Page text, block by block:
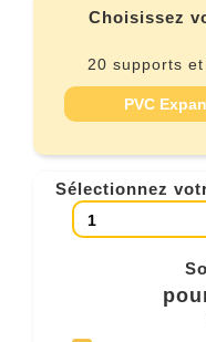
Choisissez
20 supports
PVC
Sélectionnez